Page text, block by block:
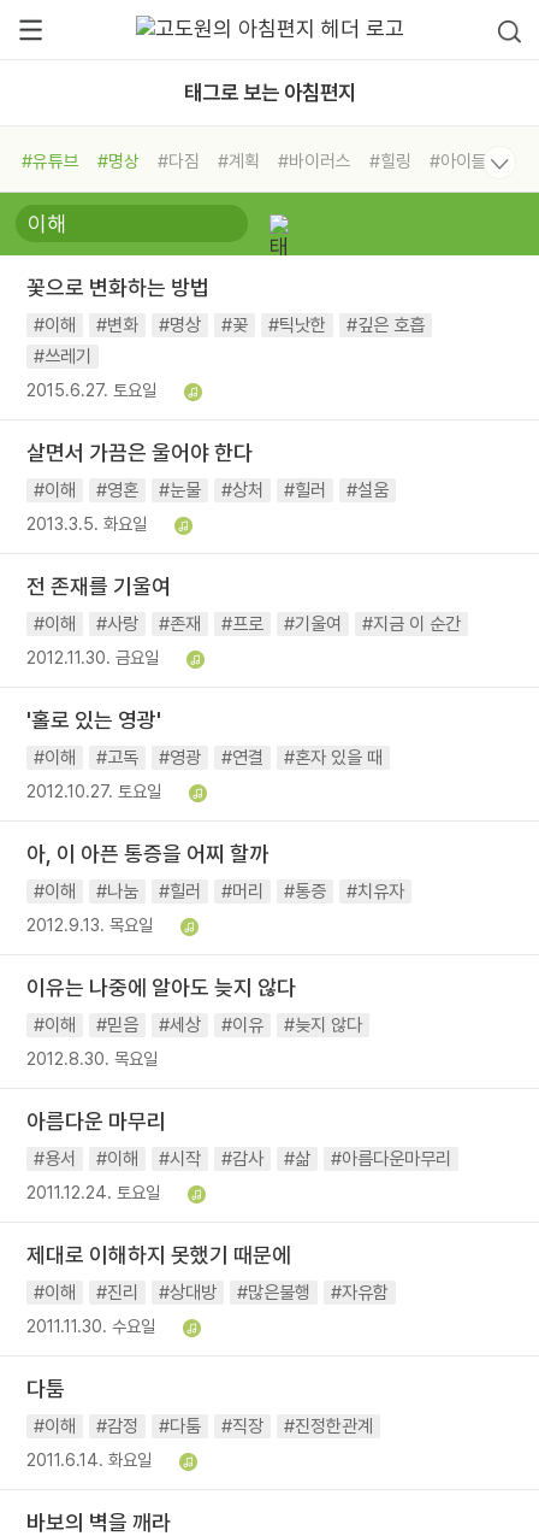
태그로 보는 아침편지
#유튜브 #명상 #다짐 #계획 #바이러스 #힐링
#아이들
#비전캠프
#독서캠프 #삶
#희망
#나눔 #친구 #링컨학교
#독서
#건강 #면역력
꽃으로 변화하는 방법
#이해 #변화 #명상 #꽃 #틱낫한
#깊은 호흡
#쓰레기
2015.6.27. 토요일
살면서 가끔은 울어야 한다
#이해 #영혼 #눈물 #상처 #힐러 #설움
2013.3.5. 화요일
전 존재를 기울여
#이해 #사랑 #존재 #프로 #기울여 #지금 이 순간
2012.11.30. 금요일
'홀로 있는 영광'
#이해 #고독 #영광 #연결 #혼자 있을 때
2012.10.27. 토요일
아, 이 아픈 통증을 어찌 할까
#이해 #나눔 #힐러 #머리 #통증 #치유자
2012.9.13. 목요일
이유는 나중에 알아도 늦지 않다
#이해 #믿음 #세상 #이유 #늦지 않다
2012.8.30. 목요일
아름다운 마무리
#용서 #이해 #시작 #감사 #삶 #아름다운마무리
2011.12.24. 토요일
제대로 이해하지 못했기 때문에
#이해 #진리 #상대방 #많은불행 #자유함
2011.11.30. 수요일
다툼
#이해 #감정 #다툼 #직장 #진정한관계
2011.6.14. 화요일
바보의 벽을 깨라